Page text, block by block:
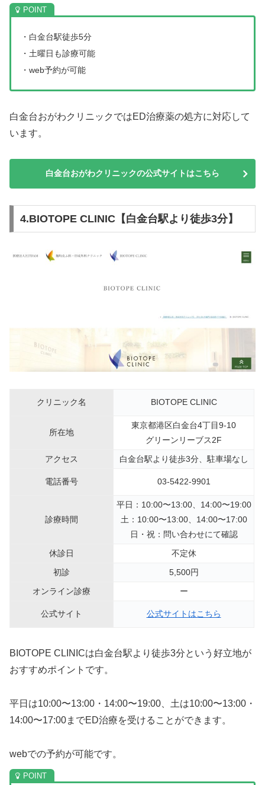
・白金台駅徒歩5分
・土曜日も診療可能
・web予約が可能
白金台おがわクリニックではED治療薬の処方に対応して
います。
白金台おがわクリニックの公式サイトはこちら
4.BIOTOPE CLINIC【白金台駅より徒歩3分】
クリニック名 BIOTOPE CLINIC
所在地
東京都港区白金台4丁目9-10
グリーンリーブス2F
アクセス
白金台駅より徒歩3分、駐車場なし
電話番号 03-5422-9901
診療時間
平日：10:00〜13:00、14:00〜19:00
土：10:00〜13:00、14:00〜17:00
日・祝：問い合わせにて確認
休診日
不定休
初診
5,500円
オンライン診療
ー
公式サイト 公式サイトはこちら
BIOTOPE CLINICは白金台駅より徒歩3分という好立地が
おすすめポイントです。
平日は10:00〜13:00・14:00〜19:00、土は10:00〜13:00・
14:00〜17:00までED治療を受けることができます。
webでの予約が可能です。